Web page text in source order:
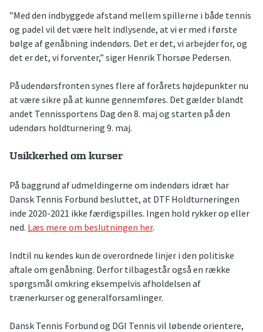
”Med den indbyggede afstand mellem spillerne i både tennis
og padel vil det være helt indlysende, at vi er med i første
bølge af genåbning indendørs. Det er det, vi arbejder for, og
det er det, vi forventer,” siger Henrik Thorsøe Pedersen.
På udendørsfronten synes flere af forårets højdepunkter nu
at være sikre på at kunne gennemføres. Det gælder blandt
andet Tennissportens Dag den 8. maj og starten på den
udendørs holdturnering 9. maj.
Usikkerhed om kurser
På baggrund af udmeldingerne om indendørs idræt har
Dansk Tennis Forbund besluttet, at DTF Holdturneringen
inde 2020-2021 ikke færdigspilles. Ingen hold rykker op eller
ned. Læs mere om beslutningen her.
Indtil nu kendes kun de overordnede linjer i den politiske
aftale om genåbning. Derfor tilbagestår også en række
spørgsmål omkring eksempelvis afholdelsen af
trænerkurser og generalforsamlinger.
Dansk Tennis Forbund og DGI Tennis vil løbende orientere,